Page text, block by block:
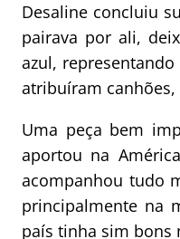
Desaline concluiu
pairava por ali,
azul,
atribuíram
Uma peça bem
aportou na
acompanhou tudo
principalmente na
país tinha sim bons